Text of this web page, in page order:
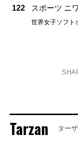
122 スポーツ ニ
世界女子ソフト
Tarzan ター